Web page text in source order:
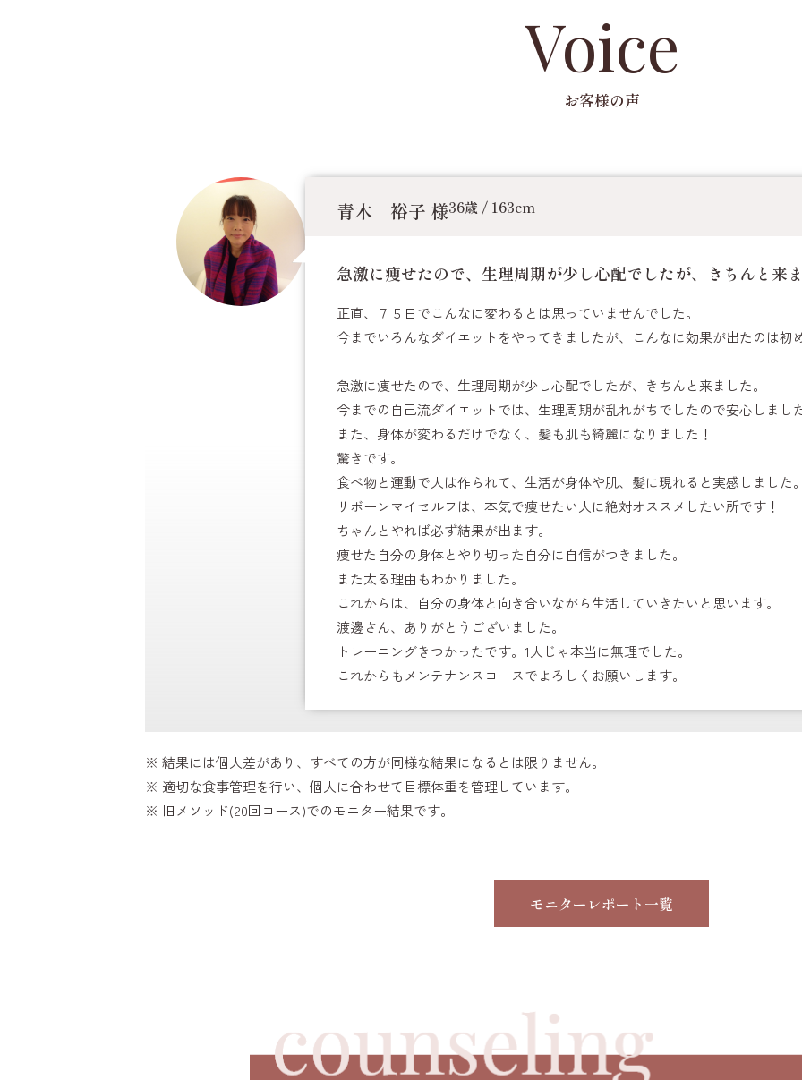
Voice
お客様の声
青木 裕子 様36歳 / 163cm
急激に痩せたので、生理周期が少し心配でしたが、きちんと来
正直、７５日でこんなに変わるとは思っていませんでした。
今までいろんなダイエットをやってきましたが、こんなに効果が出たのは初
急激に痩せたので、生理周期が少し心配でしたが、きちんと来ました。
今までの自己流ダイエットでは、生理周期が乱れがちでしたので安心しまし
また、身体が変わるだけでなく、髪も肌も綺麗になりました！
驚きです。
食べ物と運動で人は作られて、生活が身体や肌、髪に現れると実感しました
リボーンマイセルフは、本気で痩せたい人に絶対オススメしたい所です！
ちゃんとやれば必ず結果が出ます。
痩せた自分の身体とやり切った自分に自信がつきました。
また太る理由もわかりました。
これからは、自分の身体と向き合いながら生活していきたいと思います。
渡邊さん、ありがとうございました。
トレーニングきつかったです。1人じゃ本当に無理でした。
これからもメンテナンスコースでよろしくお願いします。
※ 結果には個人差があり、すべての方が同様な結果になるとは限りません。
※ 適切な食事管理を行い、個人に合わせて目標体重を管理しています。
※ 旧メソッド(20回コース)でのモニター結果です。
モニターレポート一覧